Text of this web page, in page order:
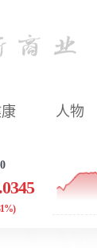
人物